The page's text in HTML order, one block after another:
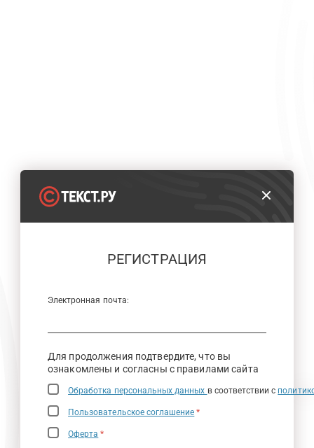
РЕГИСТРАЦИЯ
Электронная почта:
Для продолжения подтвердите, что вы
ознакомлены и согласны с правилами сайта
Обработка персональных данных в соответствии с
Пользовательское соглашение *
Оферта *